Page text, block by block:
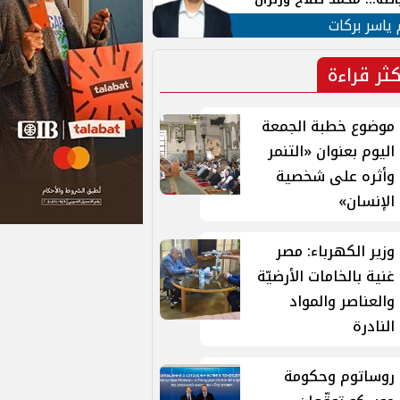
في الشارع التركي
ياسر بركات
قراءة
موضوع خطبة الجمعة
اليوم بعنوان «التنمر
وأثره على شخصية
الإنسان»
وزير الكهرباء: مصر
غنية بالخامات الأرضيّة
والعناصر والمواد
النادرة
روساتوم وحكومة